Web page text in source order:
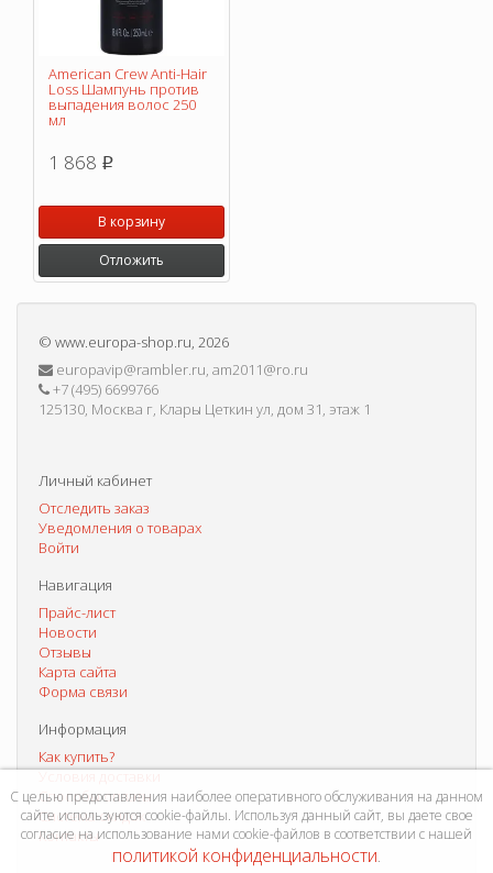
American Crew Anti-Hair
Loss Шампунь против
выпадения волос 250
мл
1 868 p
В корзину
Отложить
© www.europa-shop.ru, 2026
europavip@rambler.ru, am2011@ro.ru
+7 (495) 6699766
125130, Москва г, Клары Цеткин ул, дом 31, этаж 1
Личный кабинет
Отследить заказ
Уведомления о товарах
Войти
Навигация
Прайс-лист
Новости
Отзывы
Карта сайта
Форма связи
Информация
Как купить?
Условия доставки
Способы оплаты
Система скидок
Контакты
С целью предоставления наиболее оперативного обслуживания на данном
сайте используются cookie-файлы. Используя данный сайт, вы даете свое
согласие на использование нами cookie-файлов в соответствии с нашей
политикой конфиденциальности.